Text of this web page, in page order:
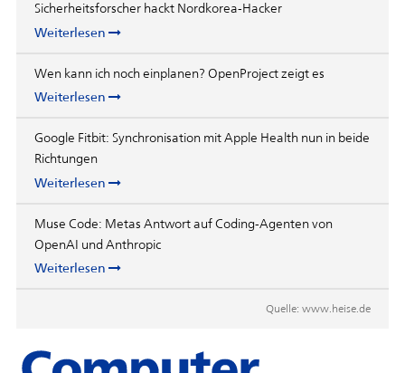
Sicherheitsforscher hackt Nordkorea-Hacker
Weiterlesen
Wen kann ich noch einplanen? OpenProject zeigt es
Weiterlesen
Google Fitbit: Synchronisation mit Apple Health nun in beide
Richtungen
Weiterlesen
Muse Code: Metas Antwort auf Coding-Agenten von
OpenAI und Anthropic
Weiterlesen
Quelle: www.heise.de